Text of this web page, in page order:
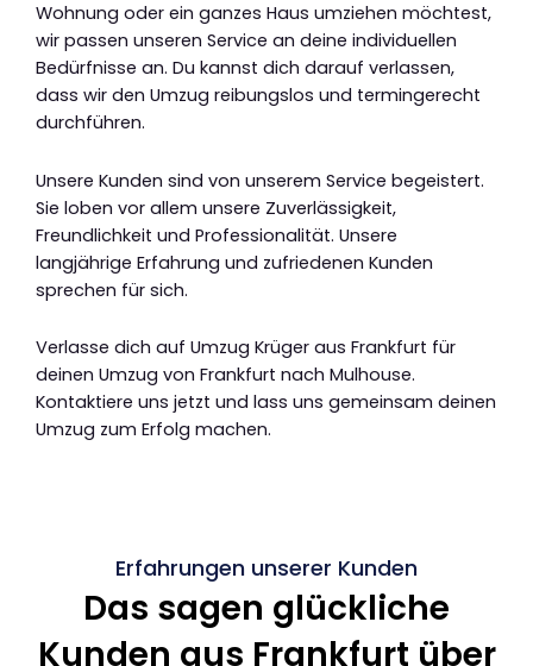
Wohnung oder ein ganzes Haus umziehen möchtest,
wir passen unseren Service an deine individuellen
Bedürfnisse an. Du kannst dich darauf verlassen,
dass wir den Umzug reibungslos und termingerecht
durchführen.
Unsere Kunden sind von unserem Service begeistert.
Sie loben vor allem unsere Zuverlässigkeit,
Freundlichkeit und Professionalität. Unsere
langjährige Erfahrung und zufriedenen Kunden
sprechen für sich.
Verlasse dich auf Umzug Krüger aus Frankfurt für
deinen Umzug von Frankfurt nach Mulhouse.
Kontaktiere uns jetzt und lass uns gemeinsam deinen
Umzug zum Erfolg machen.
Erfahrungen unserer Kunden
Das sagen glückliche
Kunden aus Frankfurt über